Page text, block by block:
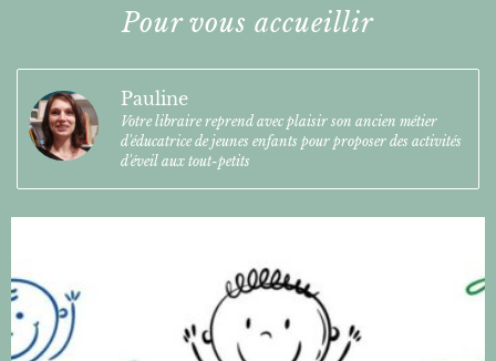
Pour vous accueillir
Pauline
Votre libraire reprend avec plaisir son ancien métier
d'éducatrice de jeunes enfants pour proposer des activités
d'éveil aux tout-petits